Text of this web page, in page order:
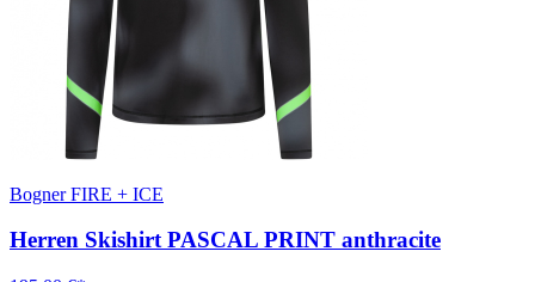
Bogner FIRE + ICE
Herren Skishirt PASCAL PRINT anthracite